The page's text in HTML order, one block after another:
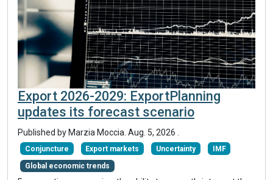
Export 2026-2029: ExportPlanning
updates its forecast scenario
Published by Marzia Moccia. Aug. 5, 2026 .
Conjuncture Export markets Uncertainty IMF
Global economic trends